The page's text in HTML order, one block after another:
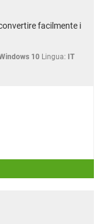
facilmente i
10 Lingua: IT